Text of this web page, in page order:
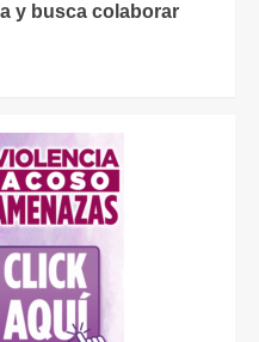
y busca colaborar